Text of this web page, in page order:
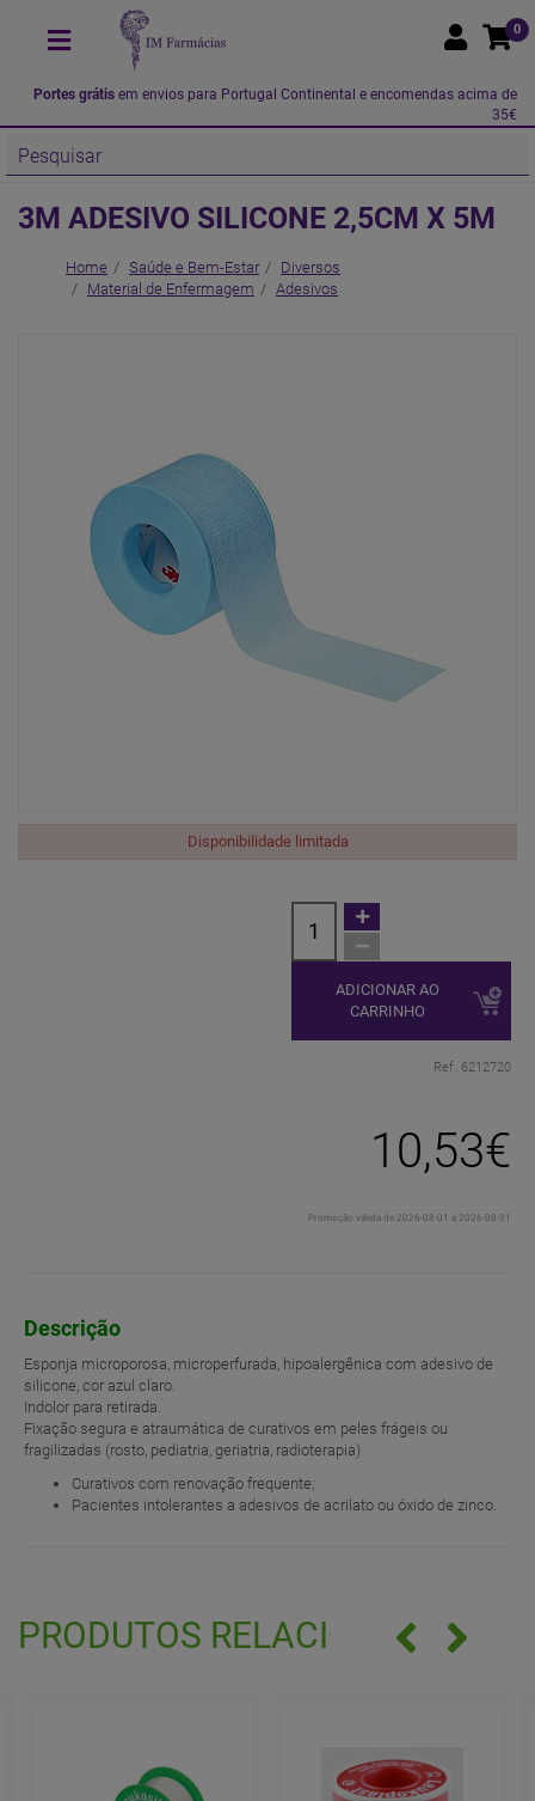
0
Portes grátis em envios para Portugal Continental e encomendas acima de
35€
3M ADESIVO SILICONE 2,5CM X 5M
Home Saúde e Bem-Estar
Diversos
Material de Enfermagem
Adesivos
Disponibilidade limitada
ADICIONAR AO
CARRINHO
Ref. 6212720
10,53€
Promoção válida de 2026-08-01 a 2026-08-31
Descrição
Esponja microporosa, microperfurada, hipoalergênica com adesivo de
silicone, cor azul claro.
Indolor para retirada.
Fixação segura e atraumática de curativos em peles frágeis ou
fragilizadas (rosto, pediatria, geriatria, radioterapia)
Curativos com renovação frequente;
Pacientes intolerantes a adesivos de acrilato ou óxido de zinco.
PRODUTOS RELACIONADOS